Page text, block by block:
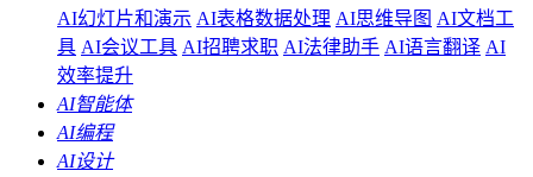
AI幻灯片和演示 AI表格数据处理 AI思维导图 AI文档工
具 AI会议工具 AI招聘求职 AI法律助手 AI语言翻译 AI
效率提升
AI智能体
AI编程
AI设计